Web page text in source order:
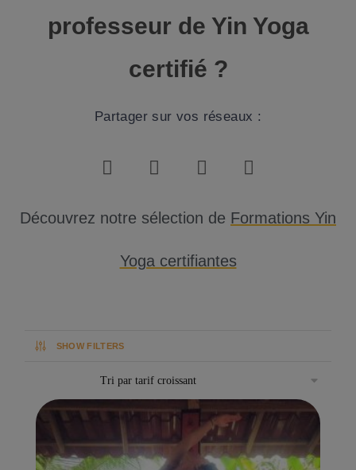
professeur de Yin Yoga
certifié ?
Partager sur vos réseaux :
Découvrez notre sélection de Formations Yin
Yoga certifiantes
SHOW FILTERS